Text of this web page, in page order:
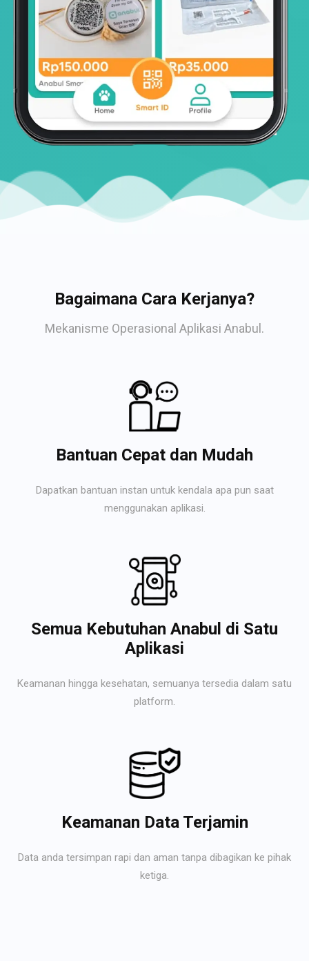
Bagaimana Cara Kerjanya?
Mekanisme Operasional Aplikasi Anabul.
Bantuan Cepat dan Mudah
Dapatkan bantuan instan untuk kendala apa pun saat
menggunakan aplikasi.
Semua Kebutuhan Anabul di Satu
Aplikasi
Keamanan hingga kesehatan, semuanya tersedia dalam satu
platform.
Keamanan Data Terjamin
Data anda tersimpan rapi dan aman tanpa dibagikan ke pihak
ketiga.